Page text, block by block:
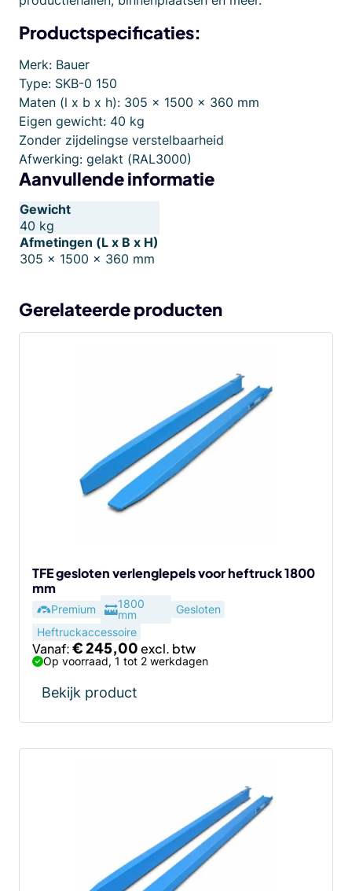
Productspecificaties:
Merk: Bauer
Type: SKB-0 150
Maten (l x b x h): 305 x 1500 x 360 mm
Eigen gewicht: 40 kg
Zonder zijdelingse verstelbaarheid
Afwerking: gelakt (RAL3000)
Aanvullende informatie
Gewicht
40 kg
Afmetingen (L x B x H)
305 × 1500 × 360 mm
Gerelateerde producten
TFE gesloten verlenglepels voor heftruck 1800
mm
Premium
1800
mm
Gesloten
Heftruckaccessoire
Vanaf:€245,00
Op voorraad, 1 tot 2 werkdagen
Bekijk product
de
productpagina